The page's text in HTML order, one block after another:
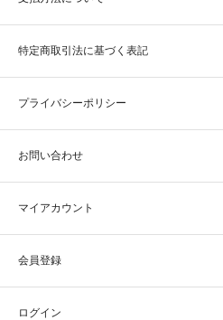
特定商取引法に基づく表記
プライバシーポリシー
お問い合わせ
マイアカウント
会員登録
ログイン